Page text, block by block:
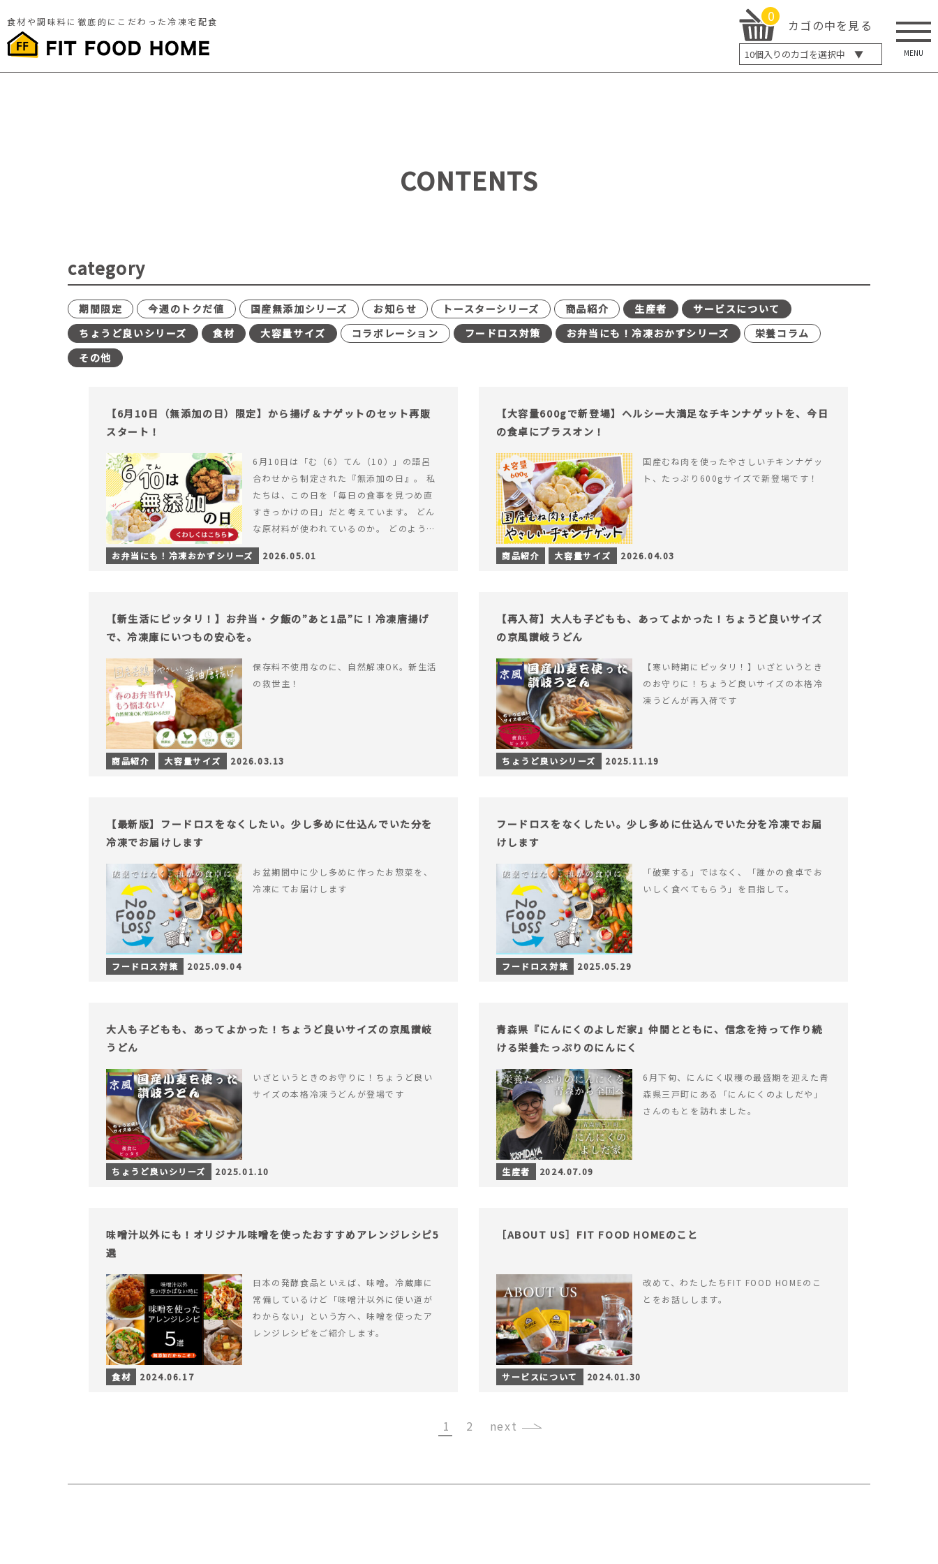
食材や調味料に徹底的にこだわった冷凍宅配食 0
カゴの中を見る
10個入りのカゴを選択中 ▼
5個入り
MENU
CONTENTS
category
期間限定 今週のトクだ値 国産無添加シリーズ お知らせ トースターシリーズ 商品紹介 生産者
サービスについて
ちょうど良いシリーズ
食材 大容量サイズ コラボレーション フードロス対策 お弁当にも！冷凍おかずシリーズ
栄養コラム
その他
【6月10日（無添加の日）限定】から揚げ＆ナゲットのセット再販
スタート！
6月10日は「む（6）てん（10）」の語呂
合わせから制定された『無添加の日』。 私
たちは、この日を「毎日の食事を見つめ直
すきっかけの日」だと考えています。 どん
な原材料が使われているのか。 どのように
つくられているのか。&hellip; 続きを読む
【6月10日（無添加の日）限定】から揚げ
お弁当にも！冷凍おかずシリーズ 2026.05.01
【大容量600gで新登場】ヘルシー大満足なチキンナゲットを、今日
の食卓にプラスオン！
国産むね肉を使ったやさしいチキンナゲッ
ト、たっぷり600gサイズで新登場です！
商品紹介 大容量サイズ 2026.04.03
【新生活にピッタリ！】お弁当・夕飯の”あと1品”に！冷凍唐揚げ
で、冷凍庫にいつもの安心を。
保存料不使用なのに、自然解凍OK。新生活
の救世主！
商品紹介 大容量サイズ 2026.03.13
【再入荷】大人も子どもも、あってよかった！ちょうど良いサイズ
の京風讃岐うどん
【寒い時期にピッタリ！】いざというとき
のお守りに！ちょうど良いサイズの本格冷
凍うどんが再入荷です
ちょうど良いシリーズ 2025.11.19
【最新版】フードロスをなくしたい。少し多めに仕込んでいた分を
冷凍でお届けします
お盆期間中に少し多めに作ったお惣菜を、
冷凍にてお届けします
フードロス対策 2025.09.04
フードロスをなくしたい。少し多めに仕込んでいた分を冷凍でお届
けします
「破棄する」ではなく、「誰かの食卓でお
いしく食べてもらう」を目指して。
フードロス対策 2025.05.29
大人も子どもも、あってよかった！ちょうど良いサイズの京風讃岐
うどん
いざというときのお守りに！ちょうど良い
サイズの本格冷凍うどんが登場です
ちょうど良いシリーズ 2025.01.10
青森県『にんにくのよしだ家』仲間とともに、信念を持って作り続
ける栄養たっぷりのにんにく
6月下旬、にんにく収穫の最盛期を迎えた青
森県三戸町にある「にんにくのよしだや」
さんのもとを訪れました。
生産者 2024.07.09
味噌汁以外にも！オリジナル味噌を使ったおすすめアレンジレシピ5
選
日本の発酵食品といえば、味噌。冷蔵庫に
常備しているけど「味噌汁以外に使い道が
わからない」という方へ、味噌を使ったア
レンジレシピをご紹介します。
食材 2024.06.17
［ABOUT US］FIT FOOD HOMEのこと
改めて、わたしたちFIT FOOD HOMEのこ
とをお話しします。
サービスについて 2024.01.30
1 2 ›